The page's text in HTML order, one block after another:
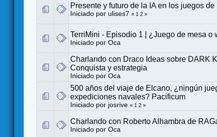
Presente y futuro de la IA en los juegos de
Iniciado por ulises7 « 1 2 »
TerriMini - Episodio 1 | ¿Juego de mesa o
Iniciado por Oca
Charlando con Draco Ideas sobre DARK
Conquista y estrategia
Iniciado por Oca
500 años del viaje de Elcano, ¿ningún
expediciones navales? Pacificum
Iniciado por josrive « 1 2 »
Charlando con Roberto Alhambra de
Iniciado por Oca